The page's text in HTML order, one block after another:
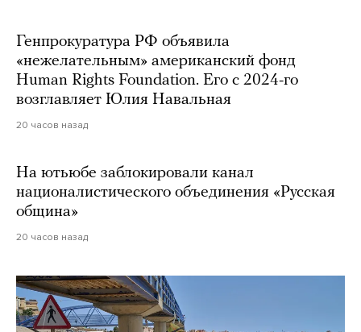
Генпрокуратура РФ объявила
«нежелательным» американский фонд
Human Rights Foundation. Его с 2024-го
возглавляет Юлия Навальная
20 часов назад
На ютьюбе заблокировали канал
националистического объединения «Русская
община»
20 часов назад